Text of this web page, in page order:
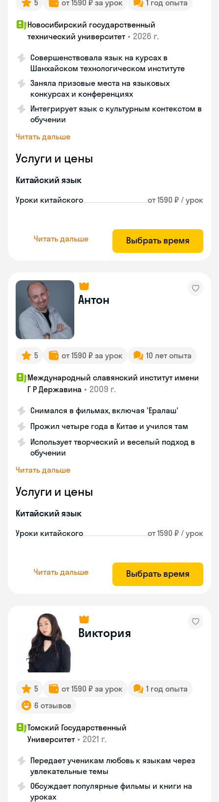
5 от 1590 ₽ за урок 1 год опыта
Новосибирский государственный
технический университет • 2026 г.
Совершенствовала язык на курсах в
Шанхайском технологическом институте
Заняла призовые места на языковых
конкурсах и конференциях
Интегрирует язык с культурным контекстом в
обучении
Читать дальше
Услуги и цены
Китайский язык
Уроки китайского от 1590 ₽ / урок
Читать дальше Выбрать время
Антон
5 от 1590 ₽ за урок 10 лет опыта
Международный славянский институт имени
Г Р Державина • 2009 г.
Снимался в фильмах, включая 'Ералаш'
Прожил четыре года в Китае и учился там
Использует творческий и веселый подход в
обучении
Читать дальше
Услуги и цены
Китайский язык
Уроки китайского от 1590 ₽ / урок
Читать дальше Выбрать время
Виктория
5 от 1590 ₽ за урок
1 год опыта
6 отзывов
Томский Государственный
Университет • 2021 г.
Передает ученикам любовь к языкам через
увлекательные темы
Обсуждает популярные фильмы и книги на
уроках